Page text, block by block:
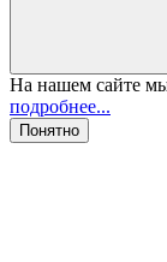
На нашем сайте
подробнее...
Понятно